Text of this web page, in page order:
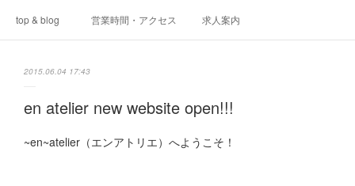
top & blog 営業時間・アクセス 求人案内
2015.06.04 17:43
en atelier new website open!!!
~en~atelier（エンアトリエ）へようこそ！